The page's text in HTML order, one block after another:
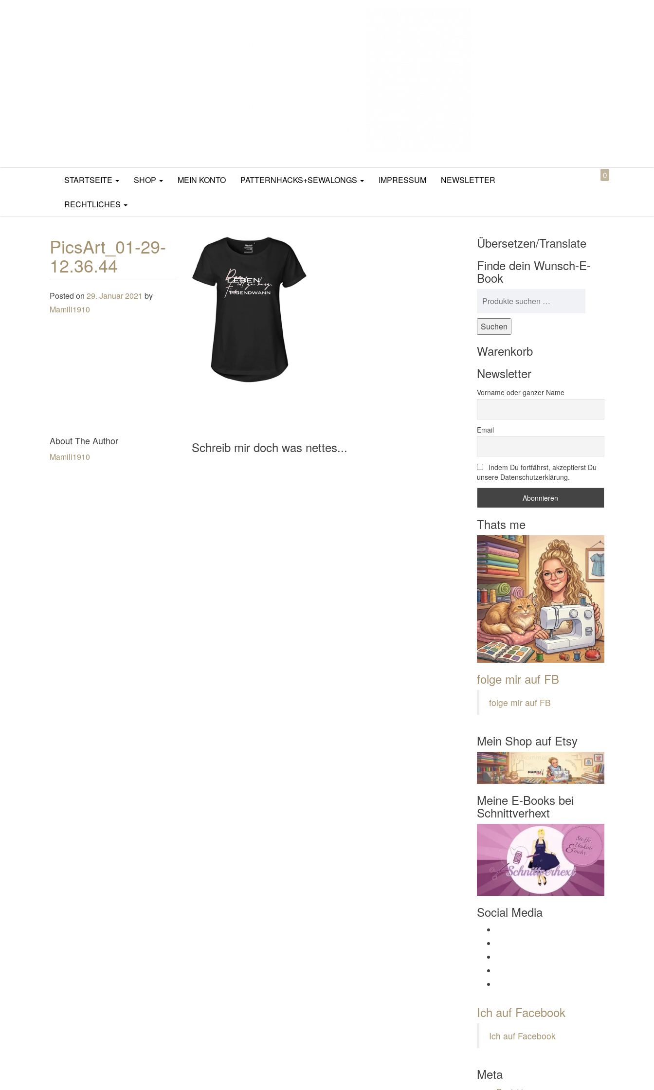
Mamili1910
STARTSEITE SHOP MEIN KONTO PATTERNHACKS+SEWALONGS IMPRESSUM NEWSLETTER
RECHTLICHES
0
PicsArt_01-29-
12.36.44
Posted on 29. Januar 2021 by
Mamili1910
About The Author
Mamili1910
Schreib mir doch was nettes...
Übersetzen/Translate
Finde dein Wunsch-E-
Book
Suchen
Warenkorb
Newsletter
Vorname oder ganzer Name
Email
Indem Du fortfährst, akzeptierst Du
unsere Datenschutzerklärung.
Thats me
folge mir auf FB
folge mir auf FB
Mein Shop auf Etsy
Meine E-Books bei
Schnittverhext
Social Media
Ich auf Facebook
Ich auf Facebook
Meta